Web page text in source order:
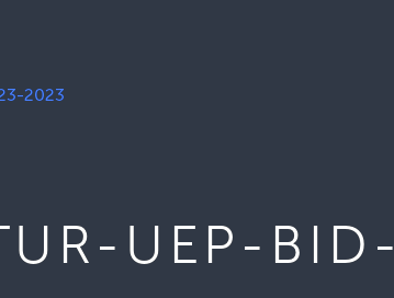
2023
UEP-BID-